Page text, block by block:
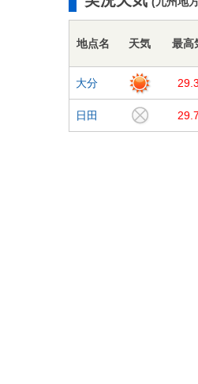
地点名 天気 最高
大分
日田